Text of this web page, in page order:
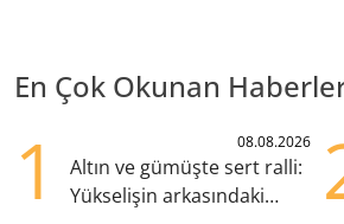
En Çok Okunan
1 08.08.2026
Altın ve gümüşte sert ralli:
Yükselişin arkasındaki